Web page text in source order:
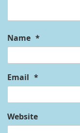
Name *
Email *
Website